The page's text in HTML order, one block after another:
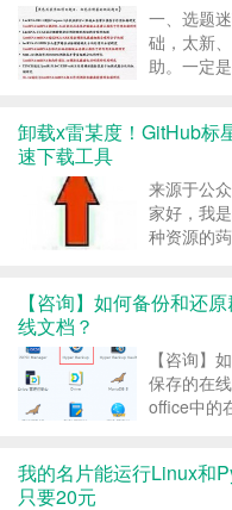
一、选题
础，太新
助。一定
文章作为
卸载x雷某度！GitHub标
速下载工具
来源于公
家好，我
种资源的
式要用不
【咨询】如何备份和还
线文档？
【咨询】
保存的在
office中的
Drive，o...
我的名片能运行Linux和
只要20元